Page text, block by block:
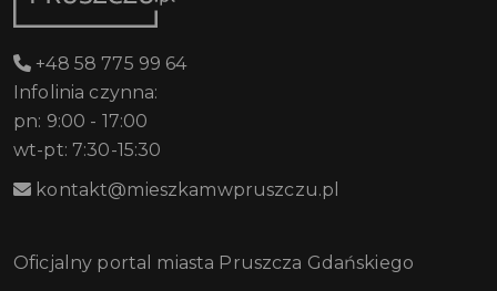
+48 58 775 99 64
Infolinia czynna:
pn: 9:00 - 17:00
wt-pt: 7:30-15:30
kontakt@mieszkamwpruszczu.pl
Oficjalny portal miasta Pruszcza Gdańskiego